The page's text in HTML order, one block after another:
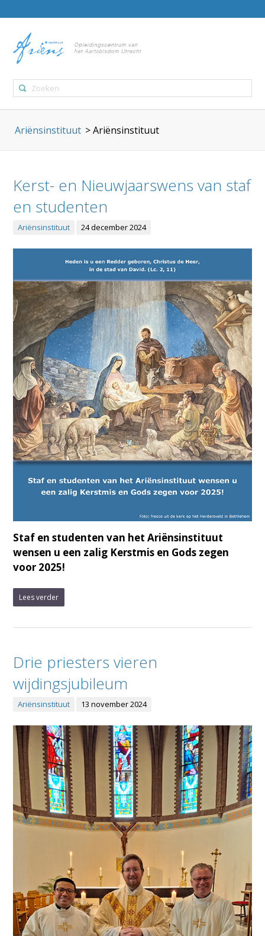
Ariënsinstituut >Ariënsinstituut
Kerst- en Nieuwjaarswens van staf
en studenten
Ariënsinstituut 24 december 2024
Staf en studenten van het Ariënsinstituut
wensen u een zalig Kerstmis en Gods zegen
voor 2025!
Lees verder
Drie priesters vieren
wijdingsjubileum
Ariënsinstituut 13 november 2024